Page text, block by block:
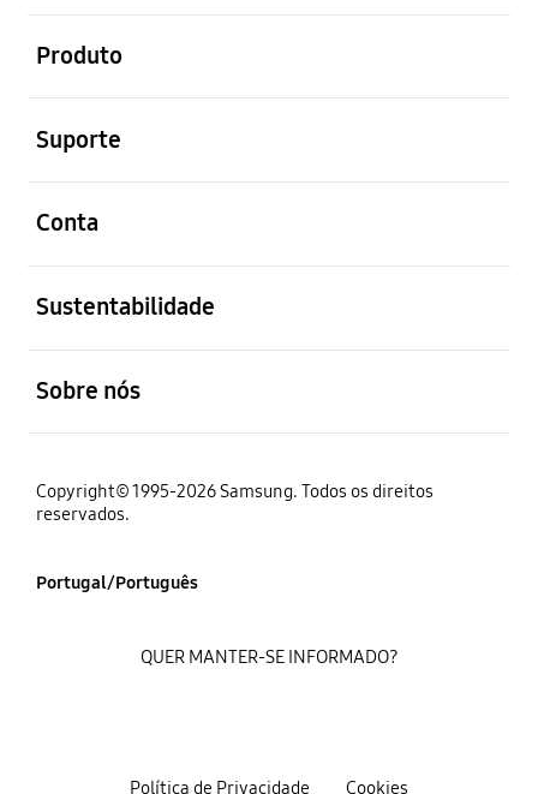
Produto
Suporte
Conta
Sustentabilidade
Sobre nós
Copyright© 1995-2026 Samsung. Todos os direitos
reservados.
Portugal/Português
Política de Privacidade Cookies
QUER MANTER-SE INFORMADO?